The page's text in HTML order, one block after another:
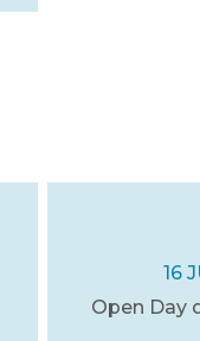
16
Open Day